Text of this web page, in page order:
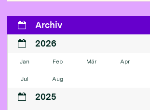
Archiv
2026
Jan Feb Mär Apr
Jul Aug
2025